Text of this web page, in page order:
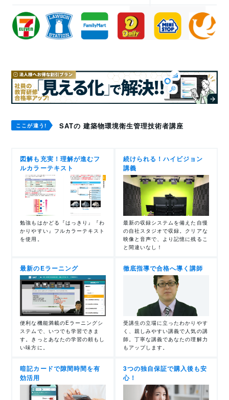
ここが違う! SATの 建築物環境衛生管理技術者講座
図解も充実！理解が進むフ
ルカラーテキスト
勉強もはかどる『はっきり』『わ
かりやすい』フルカラーテキスト
を使用。
続けられる！ハイビジョン
講義
最新の収録システムを備えた自慢
の自社スタジオで収録。クリアな
映像と音声で、より記憶に残るこ
と間違いなし！
最新のEラーニング
便利な機能満載のEラーニングシ
ステムで、いつでも学習できま
す。きっとあなたの学習の頼もし
い味方に。
徹底指導で合格へ導く講師
受講生の立場に立ったわかりやす
く、親しみやすい講義で人気の講
師。丁寧な講義であなたの理解力
もアップします。
暗記カードで隙間時間を有
効活用
3つの独自保証で購入後も安
心！